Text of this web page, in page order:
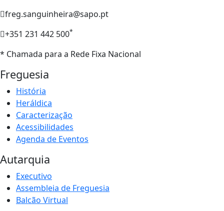
freg.sanguinheira@sapo.pt
+351 231 442 500*
* Chamada para a Rede Fixa Nacional
Freguesia
História
Heráldica
Caracterização
Acessibilidades
Agenda de Eventos
Autarquia
Executivo
Assembleia de Freguesia
Balcão Virtual